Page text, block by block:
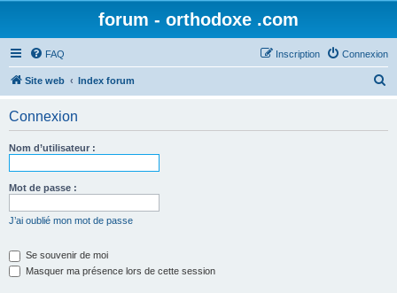
forum - orthodoxe .com
FAQ Connexion
Inscription
Site web Index forum
Connexion
Nom d’utilisateur :
Mot de passe :
J’ai oublié mon mot de passe
Se souvenir de moi
Masquer ma présence lors de cette session